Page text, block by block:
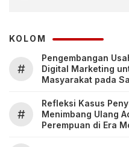
KOLOM
#
Pengembangan
Digital Marketing
Masyarakat pada
#
Refleksi Kasus
Menimbang Ulang
Perempuan di Era